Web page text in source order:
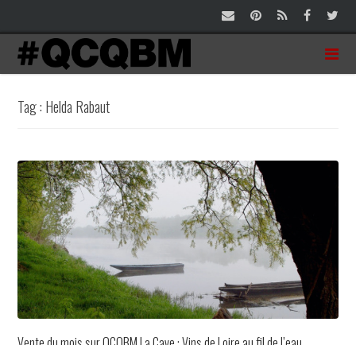
Tag : Helda Rabaut